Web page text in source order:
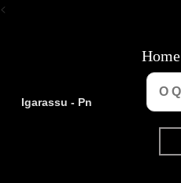
<
Igarassu - Pn
Home